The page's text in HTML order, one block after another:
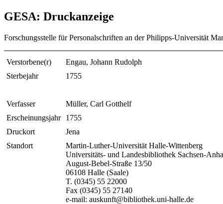
GESA: Druckanzeige
Forschungsstelle für Personalschriften an der Philipps-Universität
Verstorbene(r)
Engau, Johann Rudolph
Sterbejahr
1755
Verfasser
Müller, Carl Gotthelf
Erscheinungsjahr
1755
Druckort
Jena
Standort
Martin-Luther-Universität Halle-Wittenberg
Universitäts- und Landesbibliothek Sachsen-
August-Bebel-Straße 13/50
06108 Halle (Saale)
T. (0345) 55 22000
Fax (0345) 55 27140
e-mail: auskunft@bibliothek.uni-halle.de